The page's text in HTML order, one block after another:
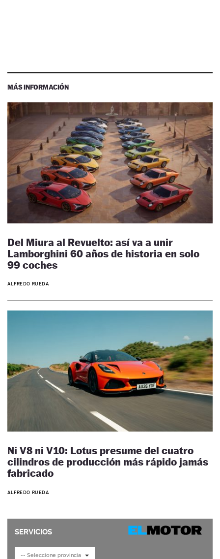
MÁS INFORMACIÓN
Del Miura al Revuelto: así va a unir
Lamborghini 60 años de historia en solo
99 coches
ALFREDO RUEDA
Ni V8 ni V10: Lotus presume del cuatro
cilindros de producción más rápido jamás
fabricado
ALFREDO RUEDA